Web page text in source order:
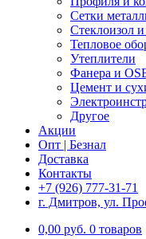
Сетки
Стеклоизол
Тепловое
Утеплители
Фанера и
Цемент и
Другое
Акции
Опт | Безнал
Доставка
Контакты
+7 (926) 777-31-71
г. Дмитров, ул.
0,00 руб. 0 товаров